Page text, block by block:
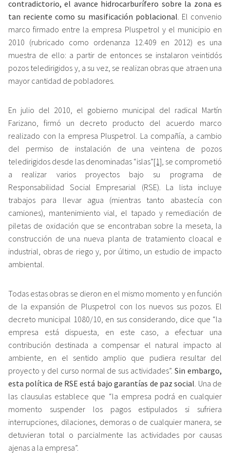
contradictorio, el avance hidrocarburífero sobre la zona es
tan reciente como su masificación poblacional. El convenio
marco firmado entre la empresa Pluspetrol y el municipio en
2010 (rubricado como ordenanza 12.409 en 2012) es una
muestra de ello: a partir de entonces se instalaron veintidós
pozos teledirigidos y, a su vez, se realizan obras que atraen una
mayor cantidad de pobladores.
En julio del 2010, el gobierno municipal del radical Martín
Farizano, firmó un decreto producto del acuerdo marco
realizado con la empresa Pluspetrol. La compañía, a cambio
del permiso de instalación de una veintena de pozos
teledirigidos desde las denominadas “islas”[1], se comprometió
a realizar varios proyectos bajo su programa de
Responsabilidad Social Empresarial (RSE). La lista incluye
trabajos para llevar agua (mientras tanto abastecía con
camiones), mantenimiento vial, el tapado y remediación de
piletas de oxidación que se encontraban sobre la meseta, la
construcción de una nueva planta de tratamiento cloacal e
industrial, obras de riego y, por último, un estudio de impacto
ambiental.
Todas estas obras se dieron en el mismo momento y en función
de la expansión de Pluspetrol con los nuevos sus pozos. El
decreto municipal 1080/10, en sus considerando, dice que “la
empresa está dispuesta, en este caso, a efectuar una
contribución destinada a compensar el natural impacto al
ambiente, en el sentido amplio que pudiera resultar del
proyecto y del curso normal de sus actividades”.Sin embargo,
esta política de RSE está bajo garantías de paz social. Una de
las clausulas establece que “la empresa podrá en cualquier
momento suspender los pagos estipulados si sufriera
interrupciones, dilaciones, demoras o de cualquier manera, se
detuvieran total o parcialmente las actividades por causas
ajenas a la empresa”.